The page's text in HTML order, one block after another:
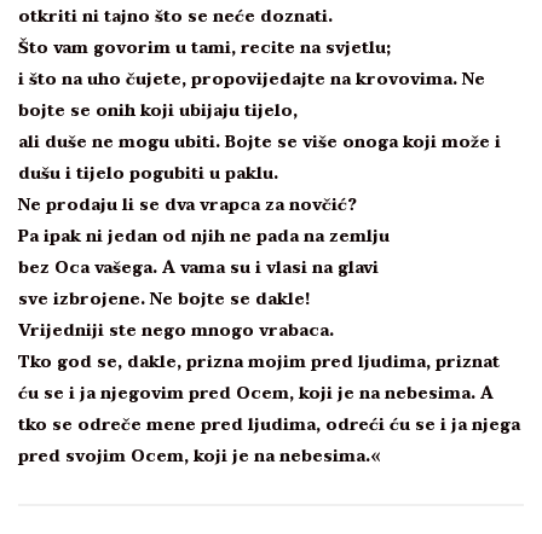
otkriti ni tajno što se neće doznati.
Što vam govorim u tami, recite na svjetlu;
i što na uho čujete, propovijedajte na krovovima. Ne
bojte se onih koji ubijaju tijelo,
ali duše ne mogu ubiti. Bojte se više onoga koji može i
dušu i tijelo pogubiti u paklu.
Ne prodaju li se dva vrapca za novčić?
Pa ipak ni jedan od njih ne pada na zemlju
bez Oca vašega. A vama su i vlasi na glavi
sve izbrojene. Ne bojte se dakle!
Vrijedniji ste nego mnogo vrabaca.
Tko god se, dakle, prizna mojim pred ljudima, priznat
ću se i ja njegovim pred Ocem, koji je na nebesima. A
tko se odreče mene pred ljudima, odreći ću se i ja njega
pred svojim Ocem, koji je na nebesima.«